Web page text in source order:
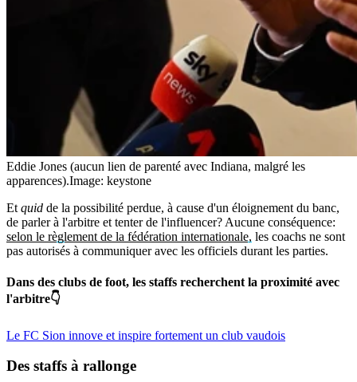
Eddie Jones (aucun lien de parenté avec Indiana, malgré les
apparences).Image: keystone
Et quid de la possibilité perdue, à cause d'un éloignement du banc,
de parler à l'arbitre et tenter de l'influencer? Aucune conséquence:
selon le règlement de la fédération internationale, les coachs ne sont
pas autorisés à communiquer avec les officiels durant les parties.
Dans des clubs de foot, les staffs recherchent la proximité avec
l'arbitre👇
Le FC Sion innove et inspire fortement un club vaudois
Des staffs à rallonge